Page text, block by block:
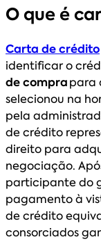
O que é
Carta de crédito
identificar o
de comprapara
selecionou na
pela
de crédito
direito para
negociação.
participante do
pagamento à
de crédito
consorciados